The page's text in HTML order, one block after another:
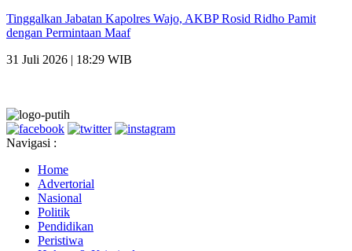
Tinggalkan Jabatan Kapolres Wajo, AKBP Rosid Ridho Pamit
dengan Permintaan Maaf
31 Juli 2026 | 18:29 WIB
Navigasi :
Home
Advertorial
Nasional
Politik
Pendidikan
Peristiwa